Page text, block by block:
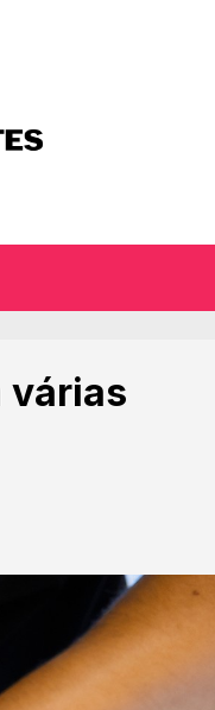
várias